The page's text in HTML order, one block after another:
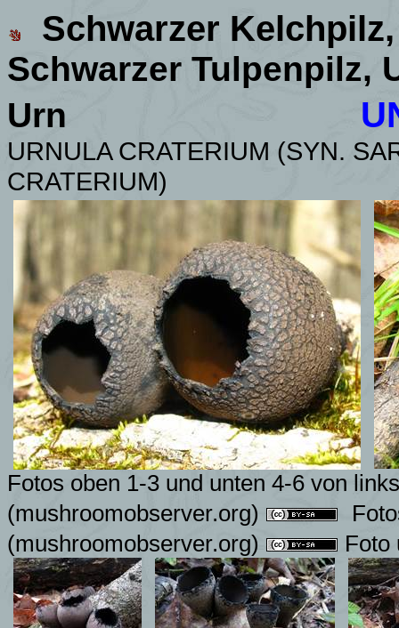
Schwarzer
Schwarzer Tulpenpilz,
Urn
URNULA CRATERIUM (SYN.
CRATERIUM)
Fotos oben 1-3 und unten 4-6 von
(mushroomobserver.org)
(mushroomobserver.org)
Foto